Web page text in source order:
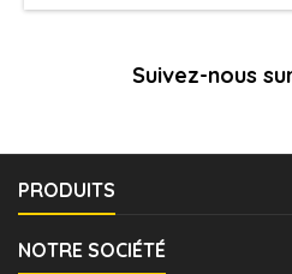
Suivez-nous
PRODUITS
NOTRE SOCIÉTÉ